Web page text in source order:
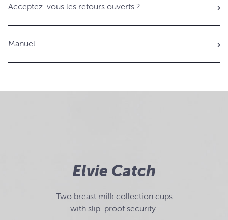
Acceptez-vous les retours ouverts ?
Manuel
Elvie Catch
Two breast milk collection cups
with slip-proof security.